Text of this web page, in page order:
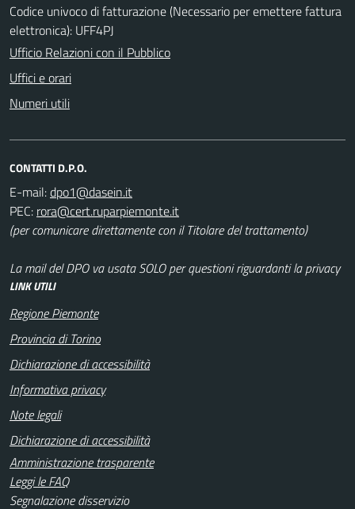
Codice univoco di fatturazione (Necessario per emettere fattura
elettronica): UFF4PJ
Ufficio Relazioni con il Pubblico
Uffici e orari
Numeri utili
CONTATTI D.P.O.
E-mail:
PEC:
(per comunicare direttamente con il Titolare del trattamento)
La mail del DPO va usata SOLO per questioni riguardanti la privacy
LINK UTILI
Regione Piemonte
Provincia di Torino
Dichiarazione di accessibilità
Informativa privacy
Note legali
Dichiarazione di accessibilità
Amministrazione trasparente
Leggi le FAQ
Segnalazione disservizio